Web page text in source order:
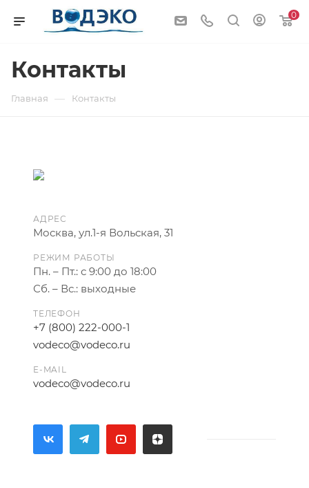
0
Контакты
Главная — Контакты
АДРЕС
Москва, ул.1-я Вольская, 31
РЕЖИМ РАБОТЫ
Пн. – Пт.: с 9:00 до 18:00
Сб. – Вс.: выходные
ТЕЛЕФОН
+7 (800) 222-000-1
vodeco@vodeco.ru
E-MAIL
vodeco@vodeco.ru